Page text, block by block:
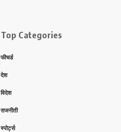
Top Categories
फीचर्ड
देश
विदेश
राजनीती
स्पोर्ट्स